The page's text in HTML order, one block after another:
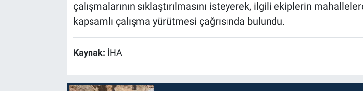
çalışmalarının sıklaştırılmasını isteyerek, ilgili ekiplerin
kapsamlı çalışma yürütmesi çağrısında bulundu.
Kaynak: İHA